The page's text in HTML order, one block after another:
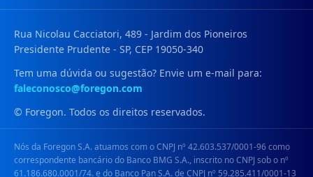
Rua Nicolau Cacciatori, 489 - Jardim dos Pioneiros
Presidente Prudente - SP, CEP 19050-340
Tem uma dúvida ou sugestão? Envie um e-mail para:
faleconosco@foregon.com
© Foregon. Todos os direitos reservados.
Nós da Foregon S.A. atuamos com o CNPJ nº 42.603.537/0001-96 como
correspondente bancário do Banco BMG S.A., inscrito no CNPJ sob o nº
61.186.680.0001/74. e do Banco Pan S.A. de CNPJ nº 59.285.411/0001-13